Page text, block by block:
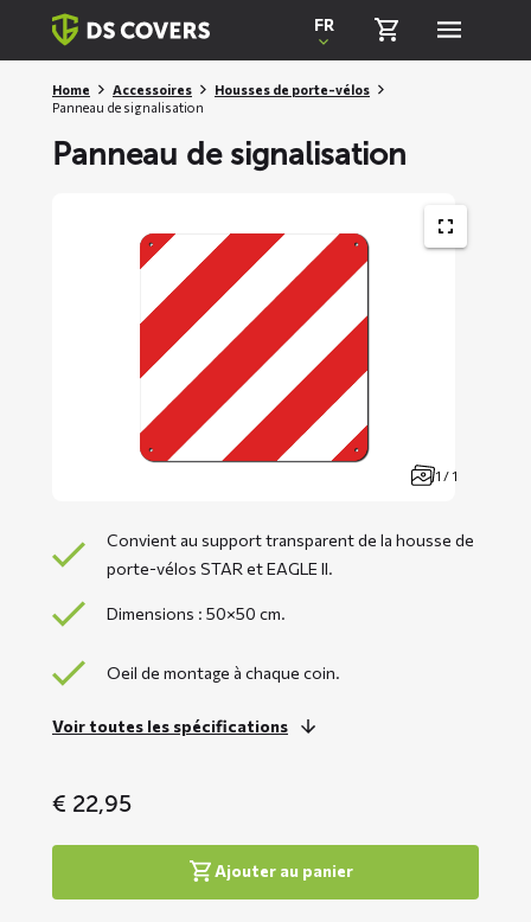
Skiplinks
FR
Home Accessoires
Housses de porte-vélos
Panneau de signalisation
Panneau de signalisation
1 / 1
Convient au support transparent de la housse de
porte-vélos STAR et EAGLE II.
Dimensions : 50×50 cm.
Oeil de montage à chaque coin.
Voir toutes les spécifications
€ 22,95
Ajouter au panier